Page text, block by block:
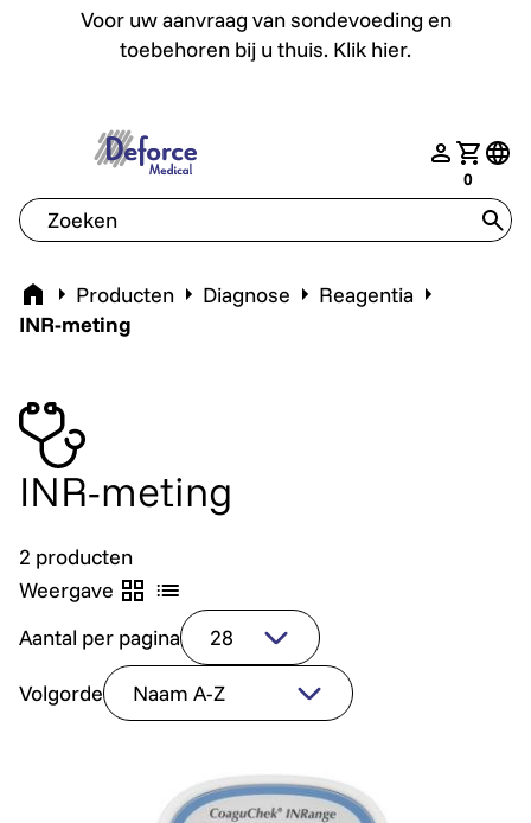
Voor uw aanvraag van sondevoeding en
toebehoren bij u thuis. Klik hier.
Voor uw aanvraag van sondevoeding en toebehoren bij
nav.login
Jouw
0
deforce.togglemenu
Home Producten Diagnose
Reagentia
INR-meting
INR-meting
2 producten
Weergave
Aantal per pagina
Volgorde